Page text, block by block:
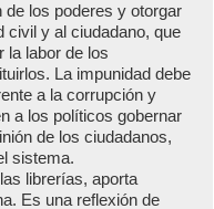
de los poderes y otorgar
civil y al ciudadano, que
la labor de los
La impunidad debe
a la corrupción y
a los políticos gobernar
de los ciudadanos,
sistema.
librerías, aporta
Es una reflexión de